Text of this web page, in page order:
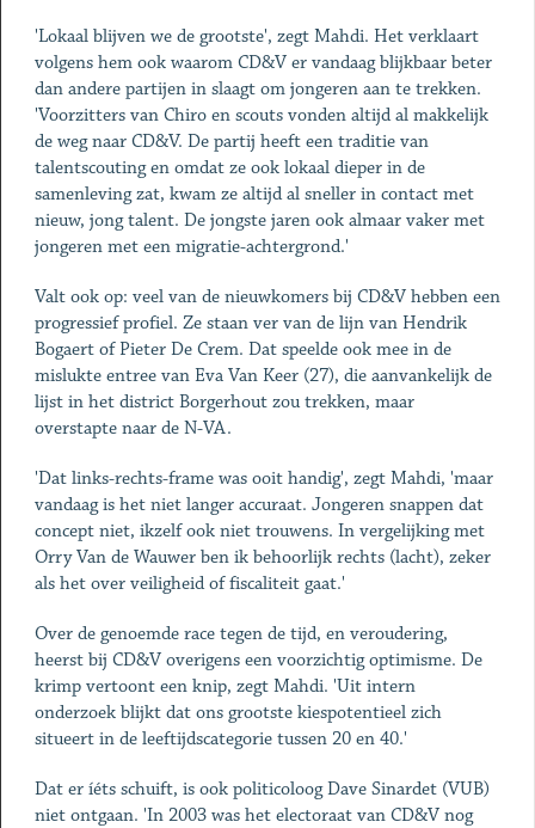
'Lokaal blijven we de grootste', zegt Mahdi. Het verklaart
volgens hem ook waarom CD&V er vandaag blijkbaar beter
dan andere partijen in slaagt om jongeren aan te trekken.
'Voorzitters van Chiro en scouts vonden altijd al makkelijk
de weg naar CD&V. De partij heeft een traditie van
talentscouting en omdat ze ook lokaal dieper in de
samenleving zat, kwam ze altijd al sneller in contact met
nieuw, jong talent. De jongste jaren ook almaar vaker met
jongeren met een migratie-achtergrond.'
Valt ook op: veel van de nieuwkomers bij CD&V hebben een
progressief profiel. Ze staan ver van de lijn van Hendrik
Bogaert of Pieter De Crem. Dat speelde ook mee in de
mislukte entree van Eva Van Keer (27), die aanvankelijk de
lijst in het district Borgerhout zou trekken, maar
overstapte naar de N-VA.
'Dat links-rechts-frame was ooit handig', zegt Mahdi, 'maar
vandaag is het niet langer accuraat. Jongeren snappen dat
concept niet, ikzelf ook niet trouwens. In vergelijking met
Orry Van de Wauwer ben ik behoorlijk rechts (lacht), zeker
als het over veiligheid of fiscaliteit gaat.'
Over de genoemde race tegen de tijd, en veroudering,
heerst bij CD&V overigens een voorzichtig optimisme. De
krimp vertoont een knip, zegt Mahdi. 'Uit intern
onderzoek blijkt dat ons grootste kiespotentieel zich
situeert in de leeftijdscategorie tussen 20 en 40.'
Dat er íéts schuift, is ook politicoloog Dave Sinardet (VUB)
niet ontgaan. 'In 2003 was het electoraat van CD&V nog